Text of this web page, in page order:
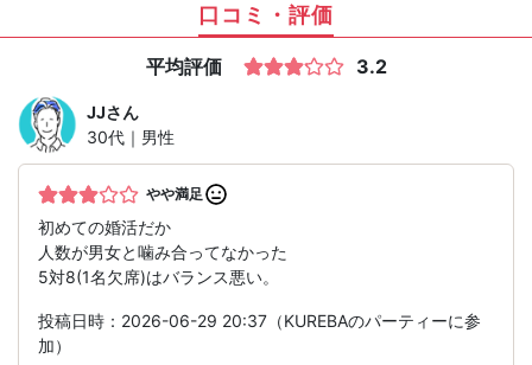
口コミ・評価
平均評価 3.2
JJさん
30代｜男性
やや満足
初めての婚活だか
人数が男女と噛み合ってなかった
5対8(1名欠席)はバランス悪い。
投稿日時：2026-06-29 20:37（KUREBAのパーティーに参
加）